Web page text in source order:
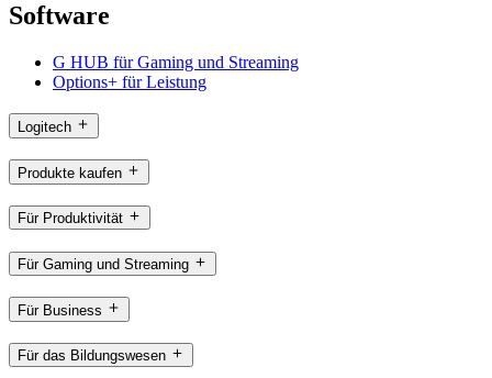
Software
G HUB für Gaming und Streaming
Options+ für Leistung
Logitech
Produkte kaufen
Für Produktivität
Für Gaming und Streaming
Für Business
Für das Bildungswesen